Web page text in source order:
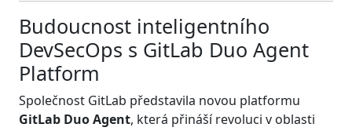
Budoucnost inteligentního
DevSecOps s GitLab Duo Agent
Platform
Společnost GitLab představila novou platformu
GitLab Duo Agent, která přináší revoluci v oblasti